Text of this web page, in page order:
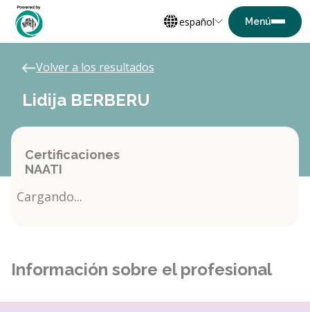
español
Volver a los resultados
Lidija BERBERU
Certificaciones
NAATI
Cargando...
Información sobre el profesional